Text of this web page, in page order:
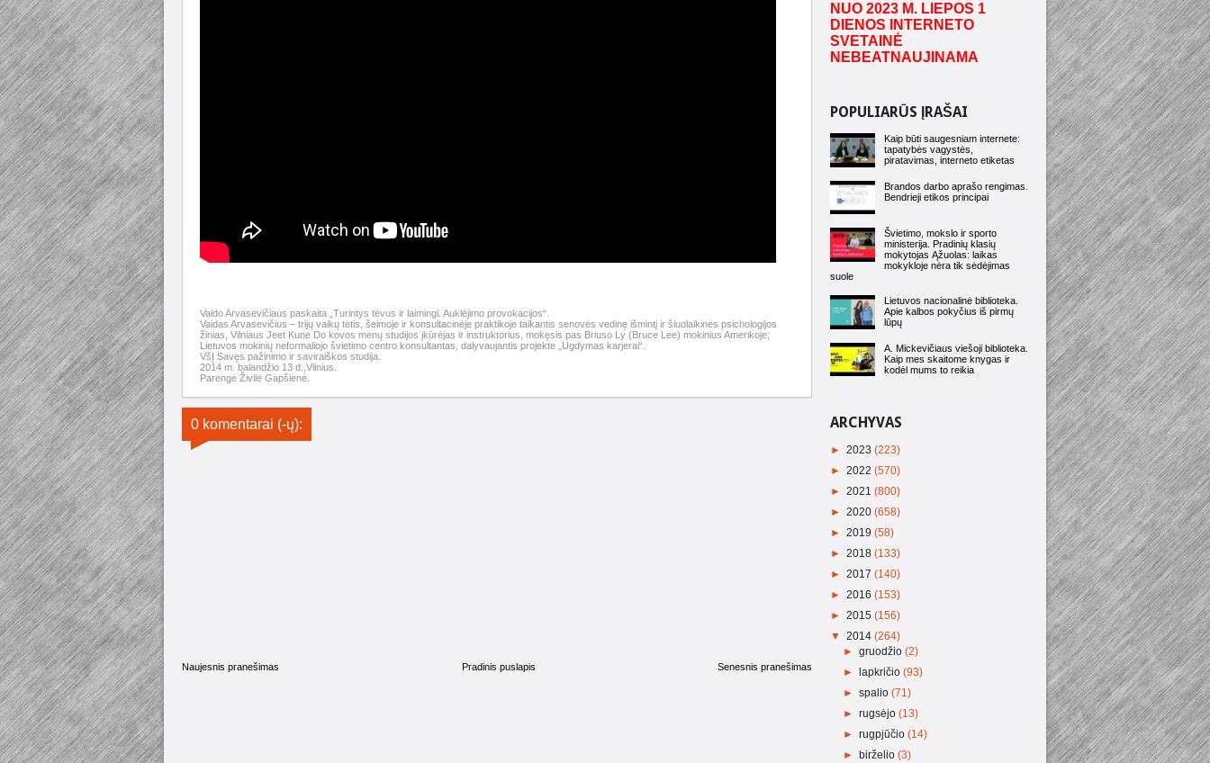
Vaido Arvasevičiaus paskaita „Turintys tėvus ir laimingi. Auklėjimo provokacijos“.
Vaidas Arvasevičius – trijų vaikų tėtis, šeimoje ir konsultacinėje praktikoje taikantis senovės vedinę išmintį ir šiuolaikinės psichologijos
žinias, Vilniaus Jeet Kune Do kovos menų studijos įkūrėjas ir instruktorius, mokęsis pas Briuso Ly (Bruce Lee) mokinius Amerikoje;
Lietuvos mokinių neformaliojo švietimo centro konsultantas, dalyvaujantis projekte „Ugdymas karjerai“.
VšĮ Savęs pažinimo ir saviraiškos studija.
2014 m. balandžio 13 d.,Vilnius.
Parengė Živilė Gapšienė.
0 komentarai (-ų):
Naujesnis pranešimas Pradinis puslapis Senesnis pranešimas
NUO 2023 M. LIEPOS 1
DIENOS INTERNETO
SVETAINĖ
NEBEATNAUJINAMA
POPULIARŪS ĮRAŠAI
Kaip būti saugesniam internete:
tapatybės vagystės,
piratavimas, interneto etiketas
Brandos darbo aprašo rengimas.
Bendrieji etikos principai
Švietimo, mokslo ir sporto
ministerija. Pradinių klasių
mokytojas Ąžuolas: laikas
mokykloje nėra tik sėdėjimas
suole
Lietuvos nacionalinė biblioteka.
Apie kalbos pokyčius iš pirmų
lūpų
A. Mickevičiaus viešoji biblioteka.
Kaip mes skaitome knygas ir
kodėl mums to reikia
ARCHYVAS
► 2023 (223)
► 2022 (570)
► 2021 (800)
► 2020 (658)
► 2019 (58)
► 2018 (133)
► 2017 (140)
► 2016 (153)
► 2015 (156)
▼ 2014 (264)
►gruodžio(2)
►
lapkričio(93)
►spalio(71)
►rugsėjo(13)
►rugpjūčio(14)
► birželio(3)